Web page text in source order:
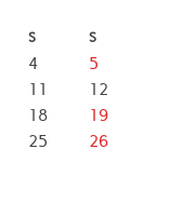
S S
4
5
11
12
18
19
25
26